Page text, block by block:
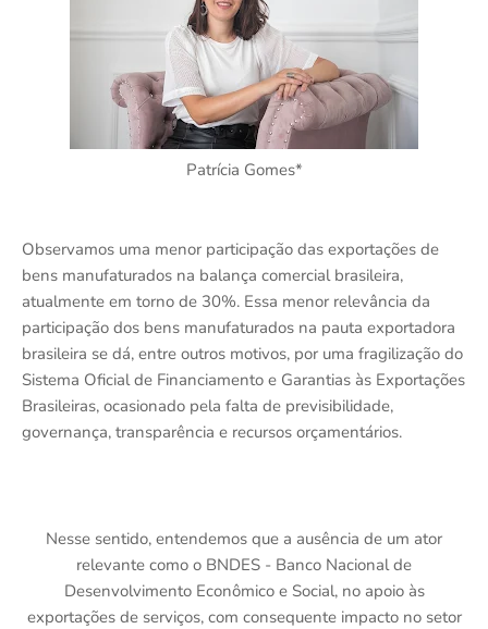
Patrícia Gomes*
Observamos uma menor participação das exportações de
bens manufaturados na balança comercial brasileira,
atualmente em torno de 30%. Essa menor relevância da
participação dos bens manufaturados na pauta exportadora
brasileira se dá, entre outros motivos, por uma fragilização do
Sistema Oficial de Financiamento e Garantias às Exportações
Brasileiras, ocasionado pela falta de previsibilidade,
governança, transparência e recursos orçamentários.
Nesse sentido, entendemos que a ausência de um ator
relevante como o BNDES - Banco Nacional de
Desenvolvimento Econômico e Social, no apoio às
exportações de serviços, com consequente impacto no setor